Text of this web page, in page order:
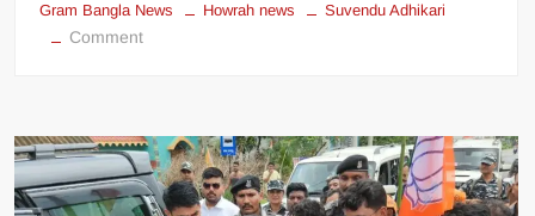
Gram Bangla News Howrah news Suvendu Adhikari
Commenton
শুভেন্দু,
ক্ষতিগ্রস্ত
পরিবারের